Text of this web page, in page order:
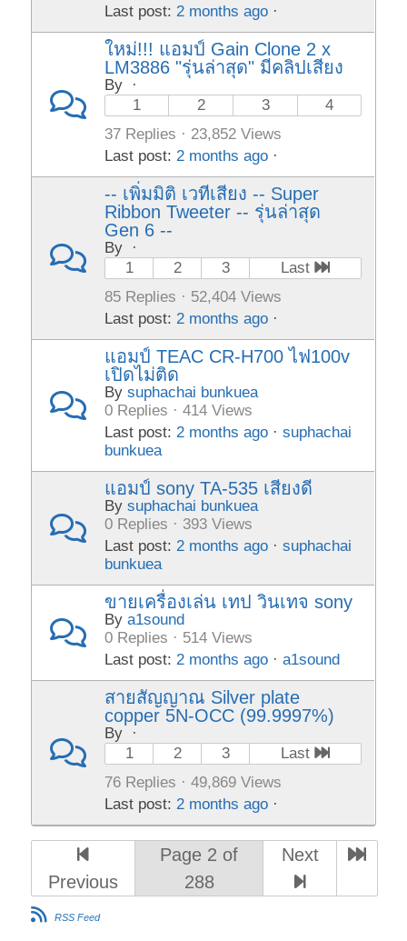
Last post:2 months ago ·
ใหม่!!! แอมป์ Gain Clone 2 x
LM3886 "รุ่นล่าสุด" มีคลิปเสียง
By
·
1
2 3
4
37 Replies · 23,852 Views
Last post:2 months ago ·
-- เพิ่มมิติ เวทีเสียง -- Super
Ribbon Tweeter -- รุ่นล่าสุด
Gen 6 --
By
·
1
2 3
Last
85 Replies · 52,404 Views
Last post:2 months ago ·
แอมป์ TEAC CR-H700 ไฟ100v
เปิดไม่ติด
Bysuphachai bunkuea
0 Replies · 414 Views
Last post:2 months ago ·suphachai
bunkuea
แอมป์ sony TA-535 เสียงดี
Bysuphachai bunkuea
0 Replies · 393 Views
Last post:2 months ago ·suphachai
bunkuea
ขายเครื่องเล่น เทป วินเทจ sony
Bya1sound
0 Replies · 514 Views
Last post:2 months ago ·a1sound
สายสัญญาณ Silver plate
copper 5N-OCC (99.9997%)
By
·
1
2 3
Last
76 Replies · 49,869 Views
Last post:2 months ago ·
Previous
Page 2 of
288
Next
RSS Feed